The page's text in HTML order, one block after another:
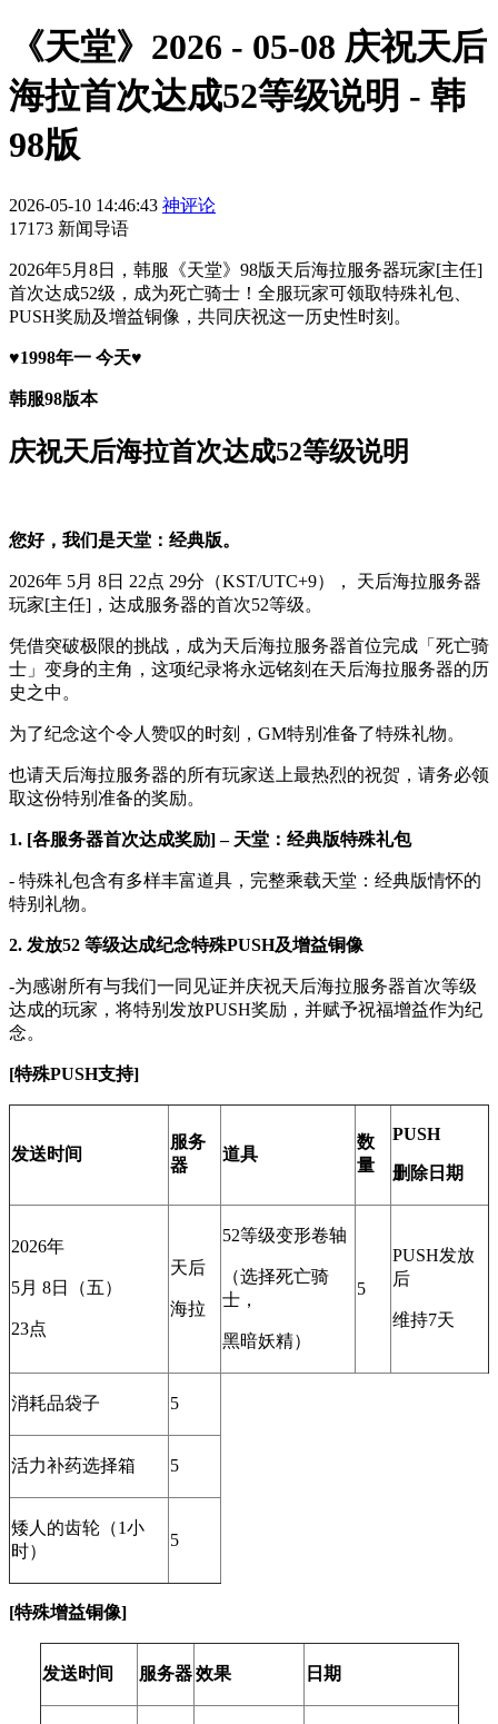
《天堂》2026 - 05-08 庆祝天后
海拉首次达成52等级说明 - 韩
98版
2026-05-10 14:46:43 神评论
17173 新闻导语
2026年5月8日，韩服《天堂》98版天后海拉服务器玩家[主任]
首次达成52级，成为死亡骑士！全服玩家可领取特殊礼包、
PUSH奖励及增益铜像，共同庆祝这一历史性时刻。
♥1998年一 今天♥
韩服98版本
庆祝天后海拉首次达成52等级说明
您好，我们是天堂：经典版。
2026年 5月 8日 22点 29分（KST/UTC+9）， 天后海拉服务器
玩家[主任]，达成服务器的首次52等级。
凭借突破极限的挑战，成为天后海拉服务器首位完成「死亡骑
士」变身的主角，这项纪录将永远铭刻在天后海拉服务器的历
史之中。
为了纪念这个令人赞叹的时刻，GM特别准备了特殊礼物。
也请天后海拉服务器的所有玩家送上最热烈的祝贺，请务必领
取这份特别准备的奖励。
1. [各服务器首次达成奖励] – 天堂：经典版特殊礼包
- 特殊礼包含有多样丰富道具，完整乘载天堂：经典版情怀的
特别礼物。
2. 发放52 等级达成纪念特殊PUSH及增益铜像
-为感谢所有与我们一同见证并庆祝天后海拉服务器首次等级
达成的玩家，将特别发放PUSH奖励，并赋予祝福增益作为纪
念。
[特殊PUSH支持]
发送时间
服务
器
道具
数
量
PUSH
删除日期
2026年
5月 8日（五）
23点
天后
海拉
52等级变形卷轴
（选择死亡骑
士，
黑暗妖精）
5
PUSH发放
后
维持7天
消耗品袋子 5
活力补药选择箱 5
矮人的齿轮（1小
时）
5
[特殊增益铜像]
发送时间 服务器 效果 日期